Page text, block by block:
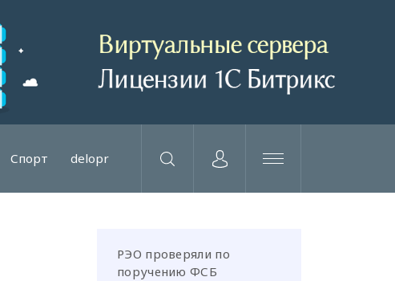
Спорт delopr
РЭО проверяли по
поручению ФСБ